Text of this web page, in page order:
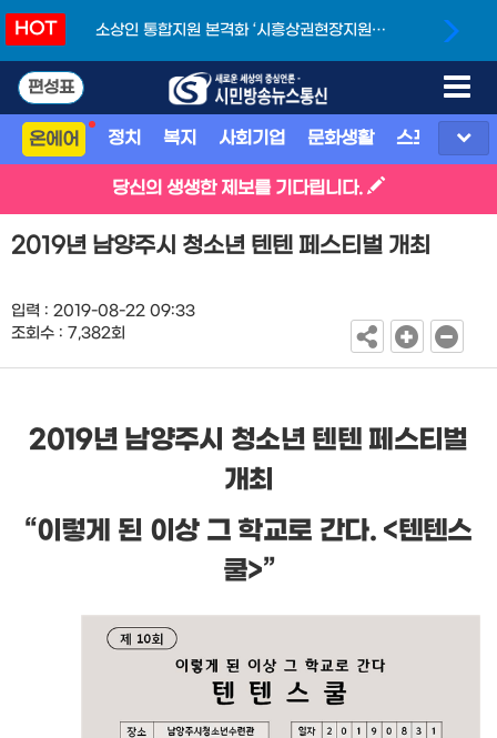
HOT
소상인 통합지원 본격화 ‘시흥상권현장지원단’
편성표
온에어 정치 복지 사회기업 문화생활 스포츠 지
당신의 생생한 제보를 기다립니다.
2019년 남양주시 청소년 텐텐 페스티벌 개최
입력 : 2019-08-22 09:33
조회수 : 7,382회
2019년 남양주시 청소년 텐텐 페스티벌
개최
“이렇게 된 이상 그 학교로 간다. <텐텐스
쿨>”